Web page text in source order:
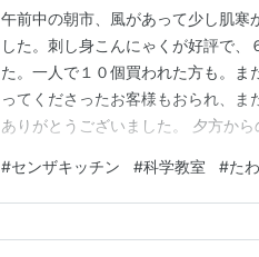
午前中の朝市、風があって少し肌寒
した。刺し身こんにゃくが好評で
た。一人で１０個買われた方も。
ってくださったお客様もおられ、ま
ありがとうございました。 夕方か
ただいて安全に楽しく作ることがで
わらやま村民塾」に掲載されるの
#センザキッチン #科学教室 #た